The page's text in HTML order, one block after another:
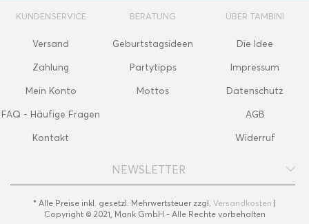
KUNDENSERVICE
Versand
Zahlung
Mein Konto
FAQ - Häufige Fragen
Kontakt
BERATUNG
Geburtstagsideen
Partytipps
Mottos
ÜBER TAMBINI
Die Idee
Impressum
Datenschutz
AGB
Widerruf
NEWSLETTER
* Alle Preise inkl. gesetzl. Mehrwertsteuer zzgl. Versandkosten |
Copyright © 2021, Mank GmbH - Alle Rechte vorbehalten